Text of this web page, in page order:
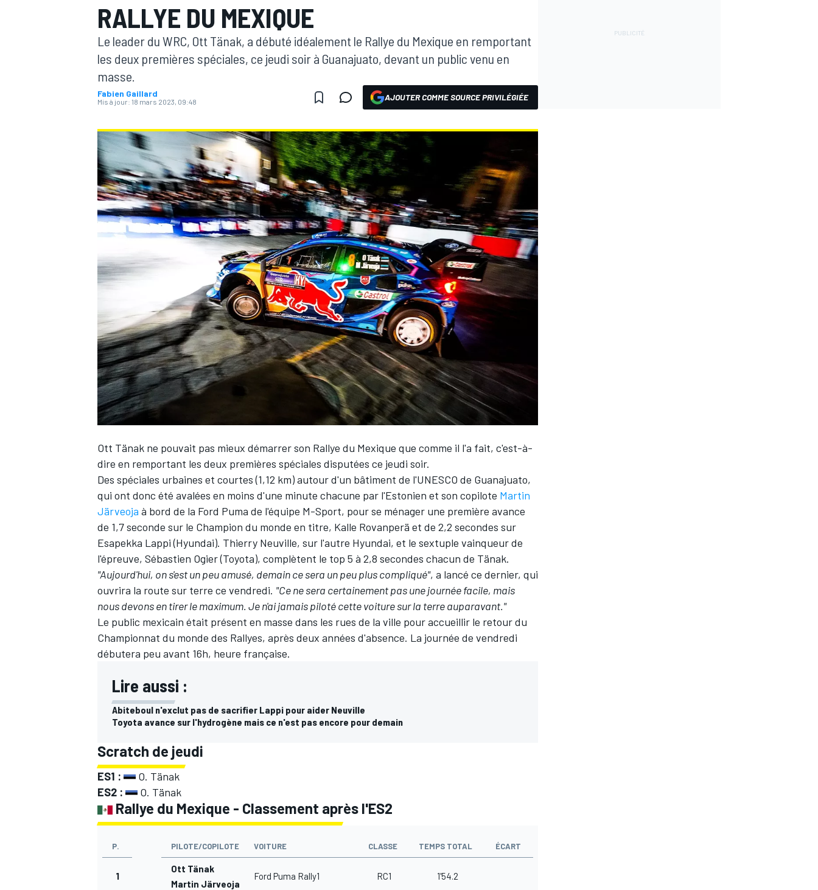
MOTOGP
WRC
WEC
RALLYE DU MEXIQUE
Le leader du WRC, Ott Tänak, a débuté idéalement le Rallye du Mexique en remportant
les deux premières spéciales, ce jeudi soir à Guanajuato, devant un public venu en
masse.
Fabien Gaillard
Mis à jour: 18 mars 2023, 09:48 AJOUTER COMME SOURCE PRIVILÉGIÉE
Ott Tänak ne pouvait pas mieux démarrer son Rallye du Mexique que comme il l'a fait, c'est-à-
dire en remportant les deux premières spéciales disputées ce jeudi soir.
Des spéciales urbaines et courtes (1,12 km) autour d'un bâtiment de l'UNESCO de Guanajuato,
qui ont donc été avalées en moins d'une minute chacune par l'Estonien et son copilote Martin
Järveoja à bord de la Ford Puma de l'équipe M-Sport, pour se ménager une première avance
de 1,7 seconde sur le Champion du monde en titre, Kalle Rovanperä et de 2,2 secondes sur
Esapekka Lappi(Hyundai). Thierry Neuville, sur l'autre Hyundai, et le sextuple vainqueur de
l'épreuve, Sébastien Ogier(Toyota), complètent le top 5 à 2,8 secondes chacun de Tänak.
"Aujourd'hui, on s'est un peu amusé, demain ce sera un peu plus compliqué", a lancé ce dernier, qui
ouvrira la route sur terre ce vendredi. "Ce ne sera certainement pas une journée facile, mais
nous devons en tirer le maximum. Je n'ai jamais piloté cette voiture sur la terre auparavant."
Le public mexicain était présent en masse dans les rues de la ville pour accueillir le retour du
Championnat du monde des Rallyes, après deux années d'absence. La journée de vendredi
débutera peu avant 16h, heure française.
Lire aussi :
Abiteboul n'exclut pas de sacrifier Lappi pour aider Neuville
Toyota avance sur l'hydrogène mais ce n'est pas encore pour demain
Scratch de jeudi
ES1 :
O. Tänak
ES2 :
O. Tänak
Rallye du Mexique - Classement après l'ES2
P. PILOTE/COPILOTE VOITURE CLASSE TEMPS TOTAL ÉCART
1
Ott Tänak
Martin Järveoja
Ford Puma Rally1 RC1 1'54.2